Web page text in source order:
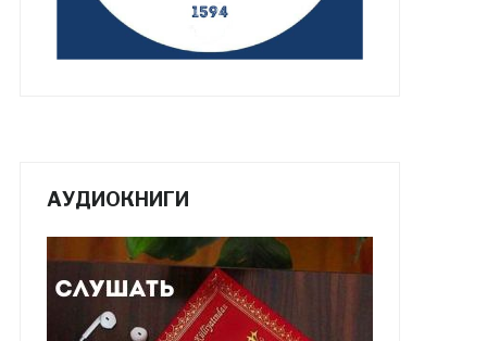
АУДИОКНИГИ